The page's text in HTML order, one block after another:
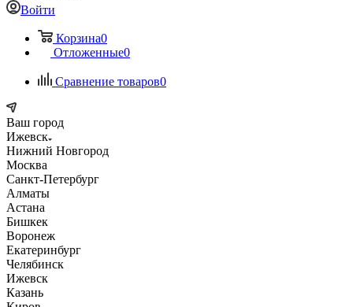
Войти
Корзина0
Отложенные0
Сравнение товаров0
Ваш город
Ижевск
Нижний Новгород
Москва
Санкт-Петербург
Алматы
Астана
Бишкек
Воронеж
Екатеринбург
Челябинск
Ижевск
Казань